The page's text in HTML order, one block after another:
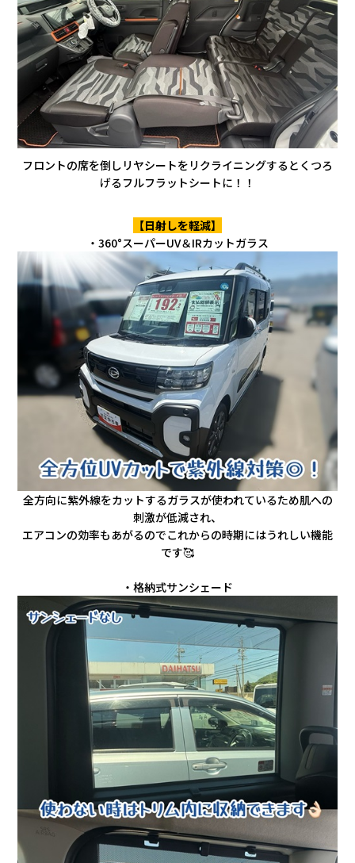
フロントの席を倒しリヤシートをリクライニングするとくつろ
げるフルフラットシートに！！
【日射しを軽減】
・360°スーパーUV＆IRカットガラス
全方向に紫外線をカットするガラスが使われているため肌への
刺激が低減され、
エアコンの効率もあがるのでこれからの時期にはうれしい機能
です🥰
・格納式サンシェード